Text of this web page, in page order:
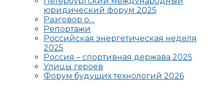
юридический форум 2025
Разговор о…
Репортажи
Российская энергетическая неделя
2025
Россия – спортивная держава 2025
Улицы героев
Форум будущих технологий 2026